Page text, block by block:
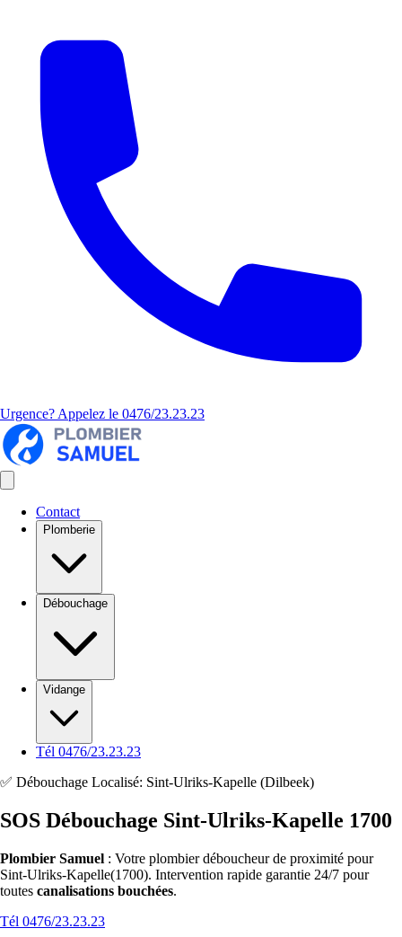
Urgence? Appelez le 0476/23.23.23
Contact
Plomberie
Débouchage
Vidange
Tél 0476/23.23.23
✅ Débouchage Localisé: Sint-Ulriks-Kapelle (Dilbeek)
SOS Débouchage Sint-Ulriks-Kapelle 1700
Plombier Samuel : Votre plombier déboucheur de proximité pour
Sint-Ulriks-Kapelle(1700). Intervention rapide garantie 24/7 pour
toutes canalisations bouchées.
Tél 0476/23.23.23